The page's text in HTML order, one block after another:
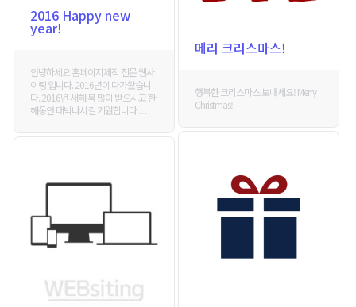
2016 Happy new
year!
안녕하세요 홈페이지제작 전문 웹사
이팅 입니다. 2016년이 다가왔습니
다. 2016년 새해 복 많이 받으시고 한
해동안 대박나시길 기원합니다 . . .
메리 크리스마스!
행복한 크리스마스 보내세요! Merry
Christmas!